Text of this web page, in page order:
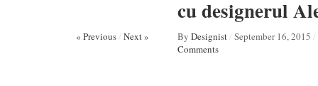
cu designerul
« Previous/ Next » By Designist/ September 16, 2015 /
Comments